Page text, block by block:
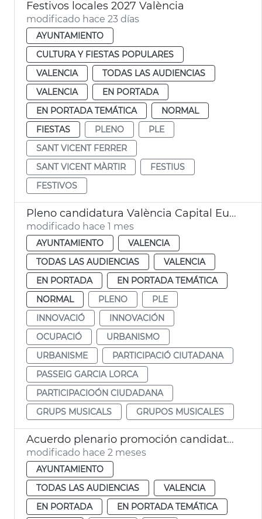
Festivos locales 2027 València
modificado hace 23 días
AYUNTAMIENTO
CULTURA Y FIESTAS POPULARES
VALENCIA
TODAS LAS AUDIENCIAS
VALENCIA
EN PORTADA
EN PORTADA TEMÁTICA
NORMAL
FIESTAS
PLENO
PLE
SANT VICENT FERRER
SANT VICENT MÀRTIR
FESTIUS
FESTIVOS
Pleno candidatura València Capital Europea Innovación
modificado hace 1 mes
AYUNTAMIENTO
VALENCIA
TODAS LAS AUDIENCIAS
VALENCIA
EN PORTADA
EN PORTADA TEMÁTICA
NORMAL
PLENO
PLE
INNOVACIÓ
INNOVACIÓN
OCUPACIÓ
URBANISMO
URBANISME
PARTICIPACIÓ CIUTADANA
PASSEIG GARCIA LORCA
PARTICIPACIOÓN CIUDADANA
GRUPS MUSICALS
GRUPOS MUSICALES
Acuerdo plenario promoción candidatura Corpus Patrimonio Cultural Unesco
modificado hace 2 meses
AYUNTAMIENTO
TODAS LAS AUDIENCIAS
VALENCIA
EN PORTADA
EN PORTADA TEMÁTICA